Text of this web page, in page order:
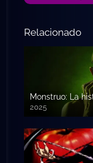
Relacionado
Monstruo: La
2025